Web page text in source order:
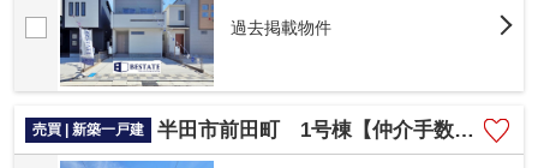
過去掲載物件
売買 | 新築一戸建 半田市前田町 1号棟【仲介手数料0円】